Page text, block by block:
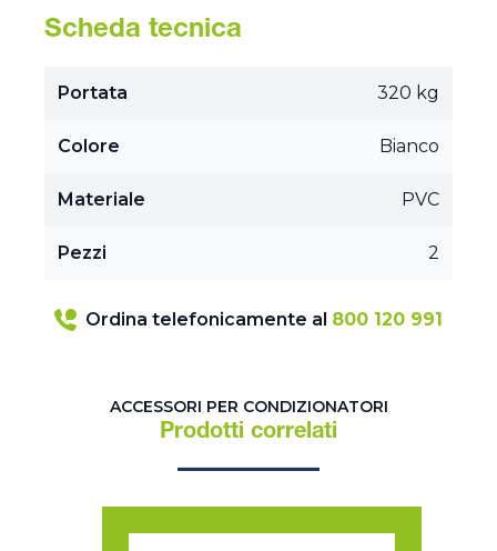
Scheda tecnica
Portata 320 kg
Colore Bianco
Materiale PVC
Pezzi 2
Ordina telefonicamente al 800 120 991
ACCESSORI PER CONDIZIONATORI
Prodotti correlati